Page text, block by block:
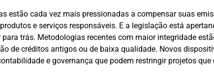
estão cada vez mais pressionadas a compensar suas
e serviços responsáveis. E a legislação está
trás. Metodologias recentes com maior integridade
de créditos antigos ou de baixa qualidade. Novos
e governança que podem restringir projetos